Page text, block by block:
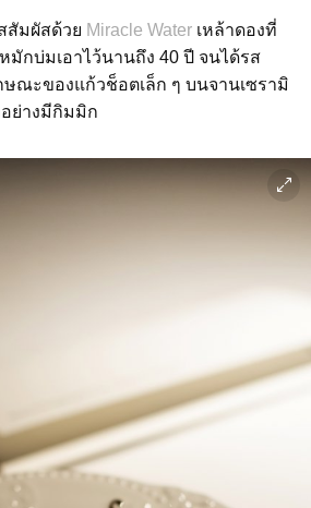
สัมผัสด้วย Miracle Water เหล้าดองที่
กบ่มเอาไว้นานถึง 40 ปี จนได้รส
ณะของแก้วช็อตเล็ก ๆ บนจานเซรามิ
ย่างมีกิมมิก